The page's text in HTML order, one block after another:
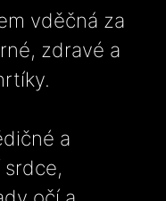
vděčná za
zdravé a
a